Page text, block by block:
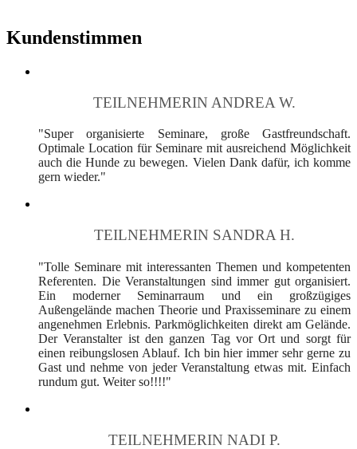
Kundenstimmen
TEILNEHMERIN ANDREA W.
"Super organisierte Seminare, große Gastfreundschaft.
Optimale Location für Seminare mit ausreichend Möglichkeit
auch die Hunde zu bewegen. Vielen Dank dafür, ich komme
gern wieder."
TEILNEHMERIN SANDRA H.
"Tolle Seminare mit interessanten Themen und kompetenten
Referenten. Die Veranstaltungen sind immer gut organisiert.
Ein moderner Seminarraum und ein großzügiges
Außengelände machen Theorie und Praxisseminare zu einem
angenehmen Erlebnis. Parkmöglichkeiten direkt am Gelände.
Der Veranstalter ist den ganzen Tag vor Ort und sorgt für
einen reibungslosen Ablauf. Ich bin hier immer sehr gerne zu
Gast und nehme von jeder Veranstaltung etwas mit. Einfach
rundum gut. Weiter so!!!!"
TEILNEHMERIN NADI P.